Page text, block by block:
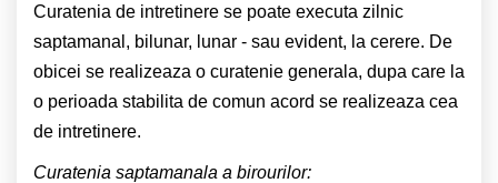
Curatenia de intretinere se poate executa zilnic
saptamanal, bilunar, lunar - sau evident, la cerere. De
obicei se realizeaza o curatenie generala, dupa care la
o perioada stabilita de comun acord se realizeaza cea
de intretinere.
Curatenia saptamanala a birourilor: